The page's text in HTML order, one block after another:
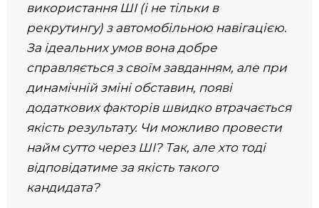
використання ШІ (і не тільки в
рекрутингу) з автомобільною навігацією.
За ідеальних умов вона добре
справляється з своїм завданням, але при
динамічній зміні обставин, появі
додаткових факторів швидко втрачається
якість результату. Чи можливо провести
найм сутто через ШІ? Так, але хто тоді
відповідатиме за якість такого
кандидата?